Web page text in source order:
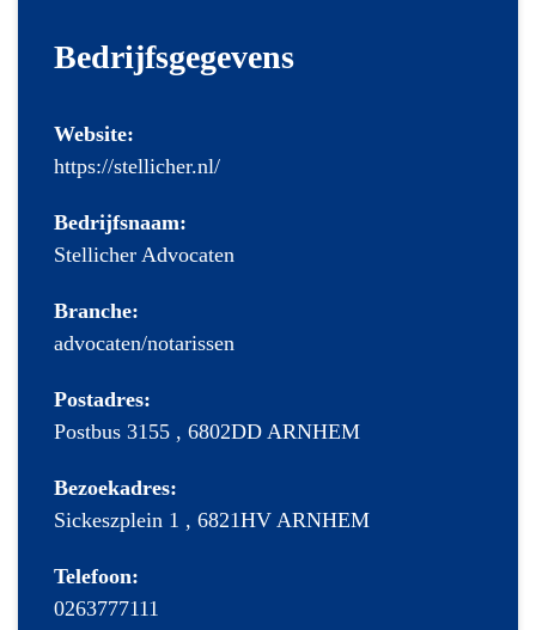
Bedrijfsgegevens
Website:
https://stellicher.nl/
Bedrijfsnaam:
Stellicher Advocaten
Branche:
advocaten/notarissen
Postadres:
Postbus 3155 , 6802DD ARNHEM
Bezoekadres:
Sickeszplein 1 , 6821HV ARNHEM
Telefoon:
0263777111